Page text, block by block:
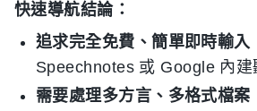
快速導航結論：
追求完全免費、簡單即時輸入
Speechnotes 或 Google 內建
需要處理多方言、多格式檔案